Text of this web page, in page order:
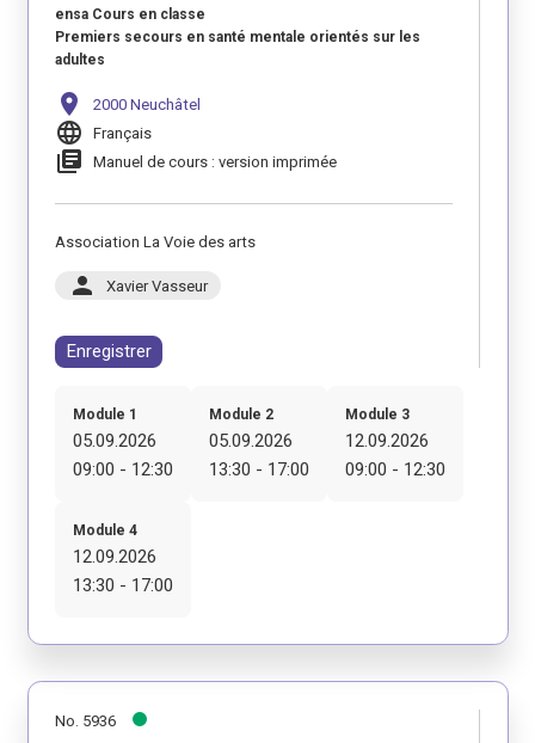
ensa Cours en classe
Premiers secours en santé mentale orientés sur les
adultes
location_on 2000 Neuchâtel
language Français
library_books Manuel de cours : version imprimée
Association La Voie des arts
person Xavier Vasseur
Enregistrer
Module 1
05.09.2026
09:00 - 12:30
Module 2
05.09.2026
13:30 - 17:00
Module 3
12.09.2026
09:00 - 12:30
Module 4
12.09.2026
13:30 - 17:00
No. 5936